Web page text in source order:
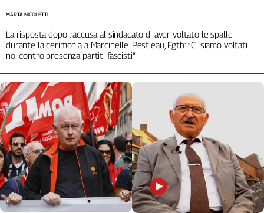
La risposta dopo l’accusa al sindacato di aver voltato le spalle
durante la cerimonia a Marcinelle. Pestieau, Fgtb: “Ci siamo voltati
noi contro presenza partiti fascisti”
MARTA NICOLETTI